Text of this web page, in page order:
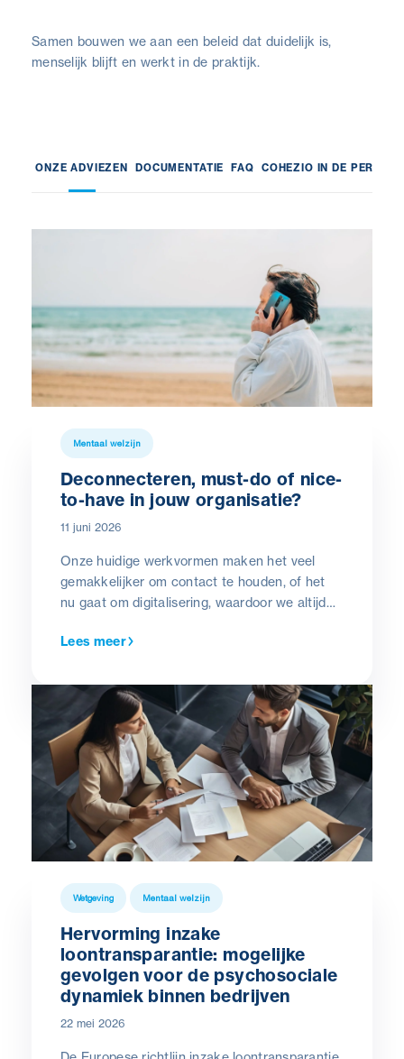
Samen bouwen we aan een beleid dat duidelijk is,
menselijk blijft en werkt in de praktijk.
ONZE ADVIEZEN DOCUMENTATIE FAQ COHEZIO IN DE PERS
Mentaal welzijn
Deconnecteren, must-do of nice-
to-have in jouw organisatie?
11 juni 2026
Onze huidige werkvormen maken het veel
gemakkelijker om contact te houden, of het
nu gaat om digitalisering, waardoor we altijd
waardoor we vanaf elke locatie kunnen
bevordert tussen mensen die zich soms in
verschillende tijdzones bevinden.
Lees meer
Wetgeving Mentaal welzijn
Hervorming inzake
loontransparantie: mogelijke
gevolgen voor de psychosociale
dynamiek binnen bedrijven
22 mei 2026